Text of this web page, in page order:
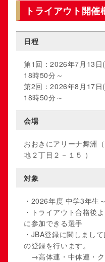
トライアウト開催
日程
第1回：2026年7月13
18時50分～
第2回：2026年8月17
18時50分～
会場
おおきにアリーナ舞洲
地２丁目２－１５ ）
対象
・2026年度 中学3年生
・トライアウト合格後
に参加できる選手
・JBA登録に関しまし
の登録を行います。
→高体連・中体連・ク